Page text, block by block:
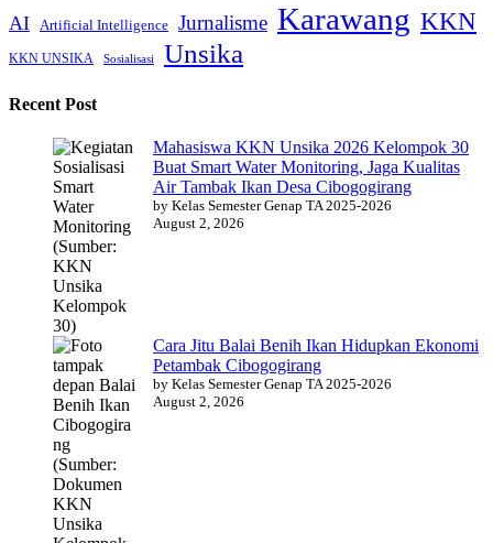
AI Artificial Intelligence Jurnalisme Karawang KKN
KKN UNSIKA Sosialisasi Unsika
Recent Post
Mahasiswa KKN Unsika 2026 Kelompok 30
Buat Smart Water Monitoring, Jaga Kualitas
Air Tambak Ikan Desa Cibogogirang
by Kelas Semester Genap TA 2025-2026
August 2, 2026
Cara Jitu Balai Benih Ikan Hidupkan Ekonomi
Petambak Cibogogirang
by Kelas Semester Genap TA 2025-2026
August 2, 2026